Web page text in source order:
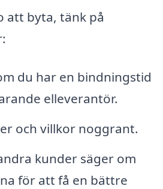
att byta, tänk på
du har en bindningstid
elleverantör.
och villkor noggrant.
kunder säger om
för att få en bättre